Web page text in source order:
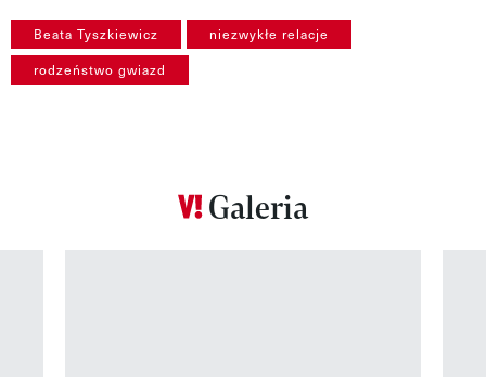
Beata Tyszkiewicz niezwykłe relacje
rodzeństwo gwiazd
Galeria